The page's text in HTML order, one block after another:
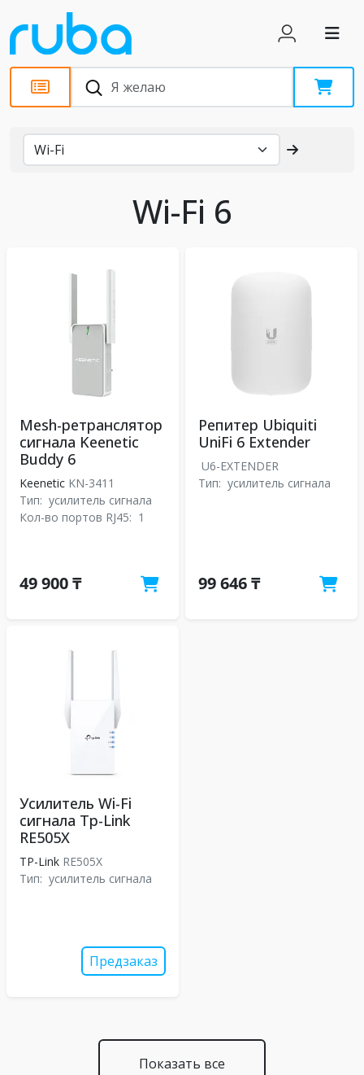
Каталог
Wi-Fi 6
Mesh-ретранслятор
сигнала Keenetic
Buddy 6
Keenetic KN-3411
Тип: усилитель сигнала
Кол-во портов RJ45: 1
49 900 ₸
Репитер Ubiquiti
UniFi 6 Extender
U6-EXTENDER
Тип: усилитель сигнала
99 646 ₸
Усилитель Wi-Fi
сигнала Tp-Link
RE505X
TP-Link RE505X
Тип: усилитель сигнала
Предзаказ
Показать все